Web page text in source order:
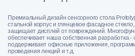
Премиальный дизайн сенсорного стола
стальной корпус и глянцевое фасадное
защищает дисплей от повреждений.
обеспечивает наша собственная разработка -
поддерживает офисные приложения,
проведения лекций и т.д.